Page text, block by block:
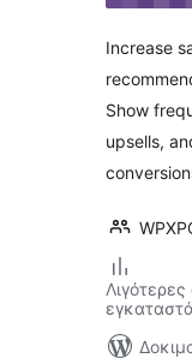
Increase
Show
upsells,